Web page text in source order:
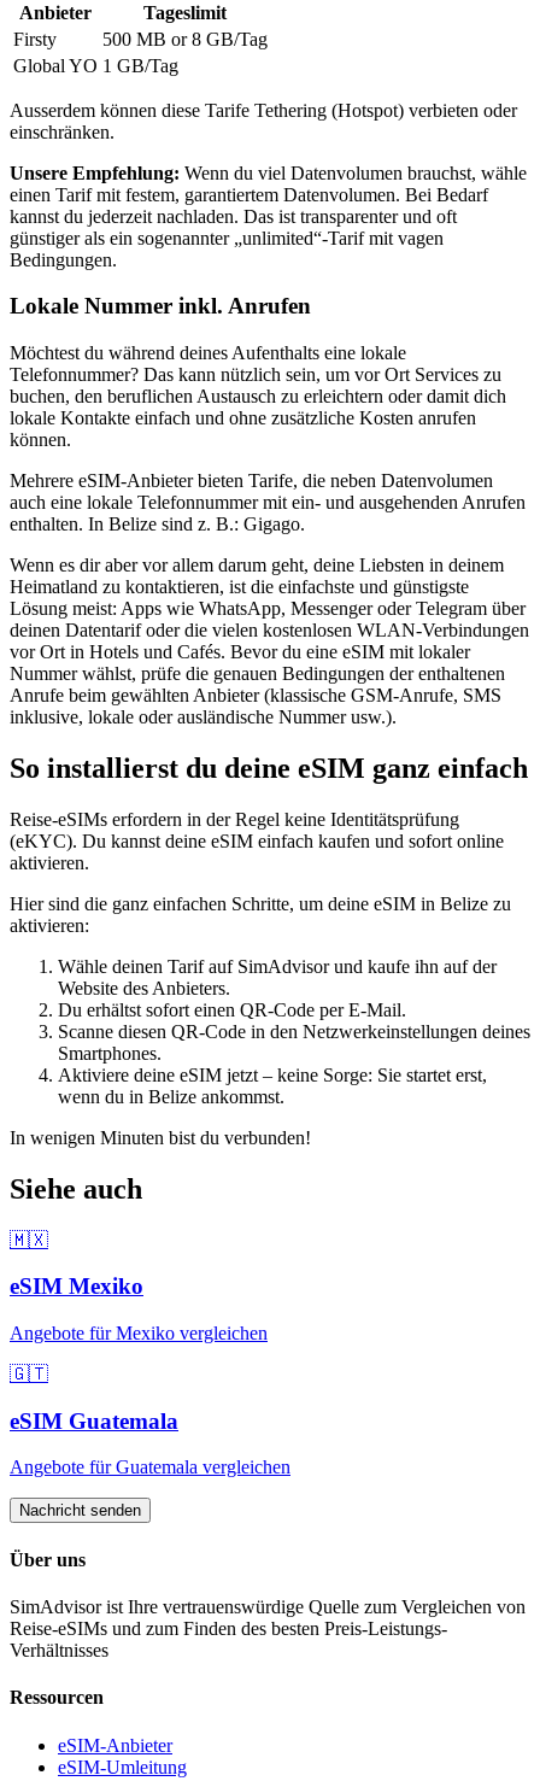
Anbieter
Tageslimit
Firsty
500 MB or 8 GB/Tag
Global YO 1 GB/Tag
Ausserdem können diese Tarife Tethering (Hotspot) verbieten oder
einschränken.
Unsere Empfehlung: Wenn du viel Datenvolumen brauchst, wähle
einen Tarif mit festem, garantiertem Datenvolumen. Bei Bedarf
kannst du jederzeit nachladen. Das ist transparenter und oft
günstiger als ein sogenannter „unlimited“-Tarif mit vagen
Bedingungen.
Lokale Nummer inkl. Anrufen
Möchtest du während deines Aufenthalts eine lokale
Telefonnummer? Das kann nützlich sein, um vor Ort Services zu
buchen, den beruflichen Austausch zu erleichtern oder damit dich
lokale Kontakte einfach und ohne zusätzliche Kosten anrufen
können.
Mehrere eSIM-Anbieter bieten Tarife, die neben Datenvolumen
auch eine lokale Telefonnummer mit ein- und ausgehenden Anrufen
enthalten. In Belize sind z. B.: Gigago.
Wenn es dir aber vor allem darum geht, deine Liebsten in deinem
Heimatland zu kontaktieren, ist die einfachste und günstigste
Lösung meist: Apps wie WhatsApp, Messenger oder Telegram über
deinen Datentarif oder die vielen kostenlosen WLAN-Verbindungen
vor Ort in Hotels und Cafés. Bevor du eine eSIM mit lokaler
Nummer wählst, prüfe die genauen Bedingungen der enthaltenen
Anrufe beim gewählten Anbieter (klassische GSM-Anrufe, SMS
inklusive, lokale oder ausländische Nummer usw.).
So installierst du deine eSIM ganz einfach
Reise-eSIMs erfordern in der Regel keine Identitätsprüfung
(eKYC). Du kannst deine eSIM einfach kaufen und sofort online
aktivieren.
Hier sind die ganz einfachen Schritte, um deine eSIM in Belize zu
aktivieren:
Wähle deinen Tarif auf SimAdvisor und kaufe ihn auf der
Website des Anbieters.
Du erhältst sofort einen QR-Code per E-Mail.
Scanne diesen QR-Code in den Netzwerkeinstellungen deines
Smartphones.
Aktiviere deine eSIM jetzt – keine Sorge: Sie startet erst,
wenn du in Belize ankommst.
In wenigen Minuten bist du verbunden!
Siehe auch
🇲🇽
eSIM Mexiko
Angebote fürMexiko vergleichen
🇬🇹
eSIM Guatemala
Angebote fürGuatemala vergleichen
Nachricht senden
Über uns
SimAdvisor ist Ihre vertrauenswürdige Quelle zum Vergleichen von
Reise-eSIMs und zum Finden des besten Preis-Leistungs-
Verhältnisses
Ressourcen
eSIM-Anbieter
eSIM-Umleitung